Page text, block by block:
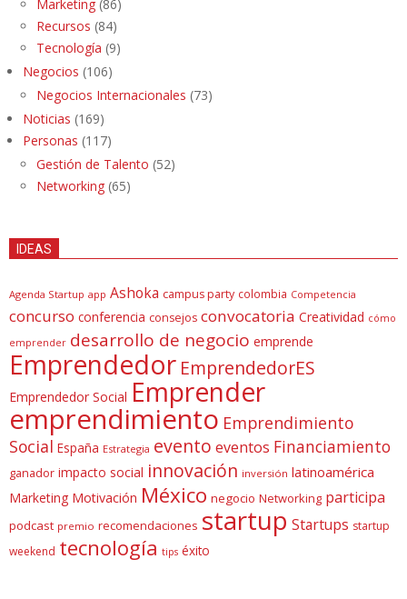
Marketing (86)
Recursos (84)
Tecnología (9)
Negocios (106)
Negocios Internacionales (73)
Noticias (169)
Personas (117)
Gestión de Talento (52)
Networking (65)
IDEAS
Agenda Startup app Ashoka campus party colombia Competencia
concurso conferencia consejos convocatoria Creatividad cómo
emprender desarrollo de negocio emprende
Emprendedor EmprendedorES
Emprendedor Social Emprender
emprendimiento Emprendimiento
Social España Estrategia evento eventos Financiamiento
ganador impacto social innovación inversión latinoamérica
Marketing Motivación México negocio Networking participa
podcast premio recomendaciones startup Startups startup
weekend tecnología tips éxito